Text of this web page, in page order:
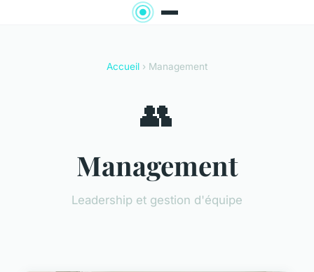
Accueil › Management
👥
Management
Leadership et gestion d'équipe